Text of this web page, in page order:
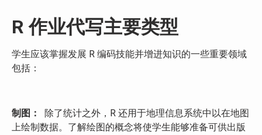
R 作业代写主要类型
学生应该掌握发展 R 编码技能并增进知识的一些重要领域
包括：
制图：
除了统计之外，R 还用于地理信息系统中以在地图
上绘制数据。了解绘图的概念将使学生能够准备可供出版